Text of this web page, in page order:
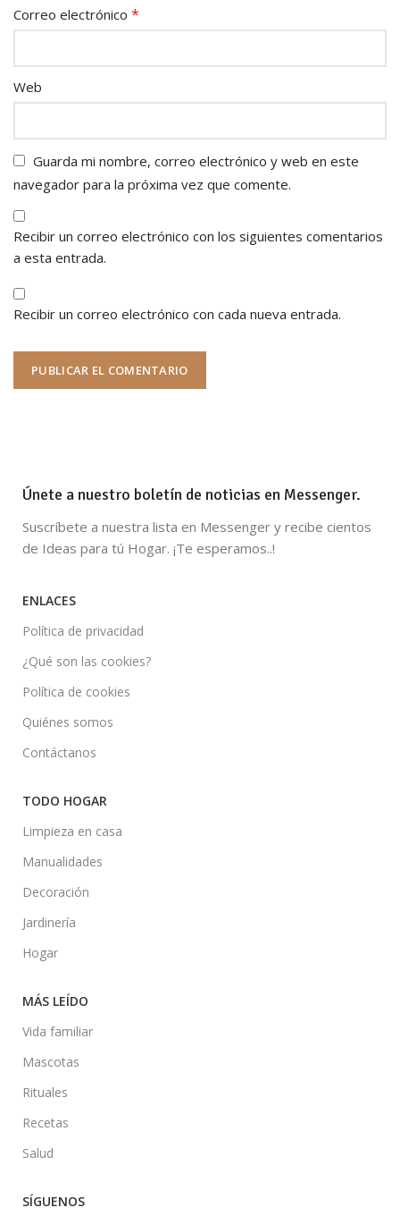
Correo electrónico *
Web
Guarda mi nombre, correo electrónico y web en este
navegador para la próxima vez que comente.
Recibir un correo electrónico con los siguientes comentarios
a esta entrada.
Recibir un correo electrónico con cada nueva entrada.
Únete a nuestro boletín de noticias en Messenger.
Suscríbete a nuestra lista en Messenger y recibe cientos
de Ideas para tú Hogar. ¡Te esperamos..!
ENLACES
Política de privacidad
¿Qué son las cookies?
Política de cookies
Quiénes somos
Contáctanos
TODO HOGAR
Limpieza en casa
Manualidades
Decoración
Jardinería
Hogar
MÁS LEÍDO
Vida familiar
Mascotas
Rituales
Recetas
Salud
SÍGUENOS